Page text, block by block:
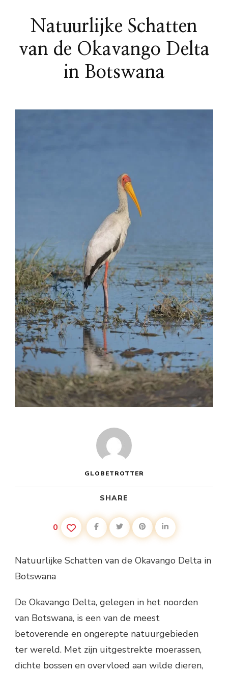
Natuurlijke Schatten
van de Okavango Delta
in Botswana
GLOBETROTTER
SHARE
0
Natuurlijke Schatten van de Okavango Delta in
Botswana
De Okavango Delta, gelegen in het noorden
van Botswana, is een van de meest
betoverende en ongerepte natuurgebieden
ter wereld. Met zijn uitgestrekte moerassen,
dichte bossen en overvloed aan wilde dieren,